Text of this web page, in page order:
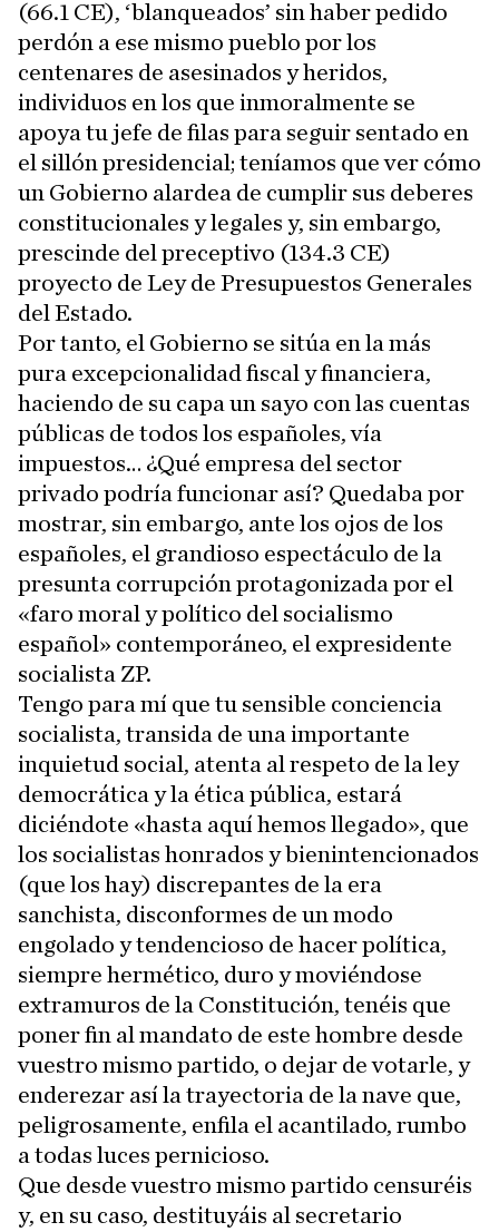
(66.1 CE), ‘blanqueados’ sin haber pedido
perdón a ese mismo pueblo por los
centenares de asesinados y heridos,
individuos en los que inmoralmente se
apoya tu jefe de filas para seguir sentado en
el sillón presidencial; teníamos que ver cómo
un Gobierno alardea de cumplir sus deberes
constitucionales y legales y, sin embargo,
prescinde del preceptivo (134.3 CE)
proyecto de Ley de Presupuestos Generales
del Estado.
Por tanto, el Gobierno se sitúa en la más
pura excepcionalidad fiscal y financiera,
haciendo de su capa un sayo con las cuentas
públicas de todos los españoles, vía
impuestos… ¿Qué empresa del sector
privado podría funcionar así? Quedaba por
mostrar, sin embargo, ante los ojos de los
españoles, el grandioso espectáculo de la
presunta corrupción protagonizada por el
«faro moral y político del socialismo
español» contemporáneo, el expresidente
socialista ZP.
Tengo para mí que tu sensible conciencia
socialista, transida de una importante
inquietud social, atenta al respeto de la ley
democrática y la ética pública, estará
diciéndote «hasta aquí hemos llegado», que
los socialistas honrados y bienintencionados
(que los hay) discrepantes de la era
sanchista, disconformes de un modo
engolado y tendencioso de hacer política,
siempre hermético, duro y moviéndose
extramuros de la Constitución, tenéis que
poner fin al mandato de este hombre desde
vuestro mismo partido, o dejar de votarle, y
enderezar así la trayectoria de la nave que,
peligrosamente, enfila el acantilado, rumbo
a todas luces pernicioso.
Que desde vuestro mismo partido censuréis
y, en su caso, destituyáis al secretario